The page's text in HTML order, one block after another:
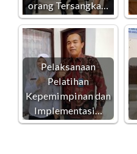
orang Tersangka…
Pelaksanaan
Pelatihan
Kepemimpinan dan
Implementasi…